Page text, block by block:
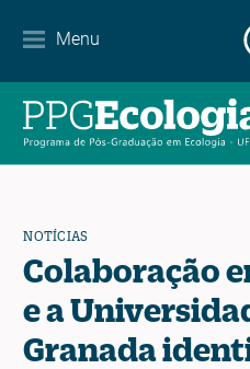
Menu
Contato
NOTÍCIAS
Colaboração
e a
Granada